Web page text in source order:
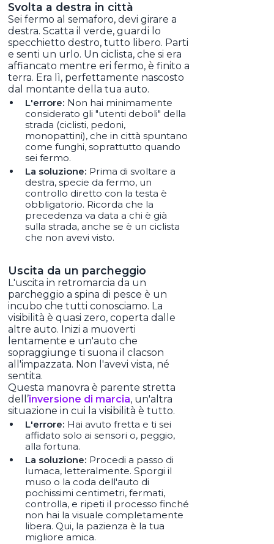
Svolta a destra in città
Sei fermo al semaforo, devi girare a
destra. Scatta il verde, guardi lo
specchietto destro, tutto libero. Parti
e senti un urlo. Un ciclista, che si era
affiancato mentre eri fermo, è finito a
terra. Era lì, perfettamente nascosto
dal montante della tua auto.
L'errore: Non hai minimamente
considerato gli "utenti deboli" della
strada (ciclisti, pedoni,
monopattini), che in città spuntano
come funghi, soprattutto quando
sei fermo.
La soluzione: Prima di svoltare a
destra, specie da fermo, un
controllo diretto con la testa è
obbligatorio. Ricorda che la
precedenza va data a chi è già
sulla strada, anche se è un ciclista
che non avevi visto.
Uscita da un parcheggio
L'uscita in retromarcia da un
parcheggio a spina di pesce è un
incubo che tutti conosciamo. La
visibilità è quasi zero, coperta dalle
altre auto. Inizi a muoverti
lentamente e un'auto che
sopraggiunge ti suona il clacson
all'impazzata. Non l'avevi vista, né
sentita.
Questa manovra è parente stretta
dell’inversione di marcia, un'altra
situazione in cui la visibilità è tutto.
L'errore: Hai avuto fretta e ti sei
affidato solo ai sensori o, peggio,
alla fortuna.
La soluzione: Procedi a passo di
lumaca, letteralmente. Sporgi il
muso o la coda dell'auto di
pochissimi centimetri, fermati,
controlla, e ripeti il processo finché
non hai la visuale completamente
libera. Qui, la pazienza è la tua
migliore amica.